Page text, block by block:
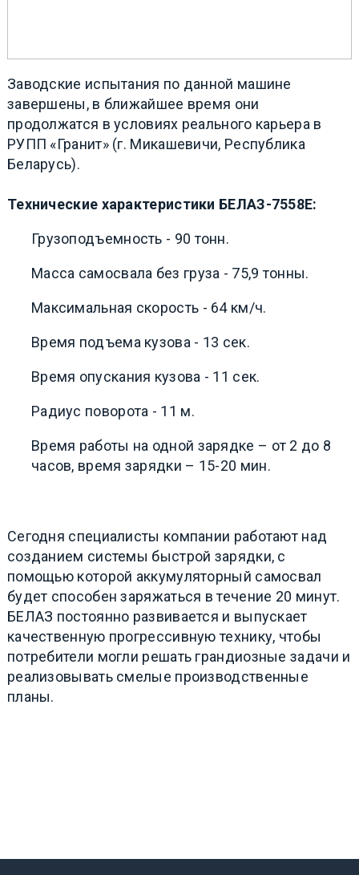
Заводские испытания по данной машине
завершены, в ближайшее время они
продолжатся в условиях реального карьера в
РУПП «Гранит» (г. Микашевичи, Республика
Беларусь).
Технические характеристики БЕЛАЗ-7558Е:
Грузоподъемность - 90 тонн.
Масса самосвала без груза - 75,9 тонны.
Максимальная скорость - 64 км/ч.
Время подъема кузова - 13 сек.
Время опускания кузова - 11 сек.
Радиус поворота - 11 м.
Время работы на одной зарядке – от 2 до 8
часов, время зарядки – 15-20 мин.
Сегодня специалисты компании работают над
созданием системы быстрой зарядки, с
помощью которой аккумуляторный самосвал
будет способен заряжаться в течение 20 минут.
БЕЛАЗ постоянно развивается и выпускает
качественную прогрессивную технику, чтобы
потребители могли решать грандиозные задачи и
реализовывать смелые производственные
планы.